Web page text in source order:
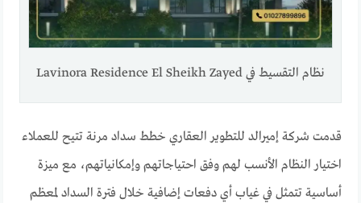
نظام التقسيط في Lavinora Residence El Sheikh Zayed
قدمت شركة إميرالد للتطوير العقاري خطط سداد مرنة تتيح للعملاء
اختيار النظام الأنسب لهم وفق احتياجاتهم وإمكانياتهم، مع ميزة
أساسية تتمثل في غياب أي دفعات إضافية خلال فترة السداد لمعظم